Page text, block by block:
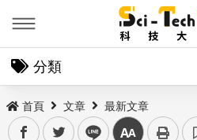
分類
首頁 文章 最新文章
facebooktwitter line 中